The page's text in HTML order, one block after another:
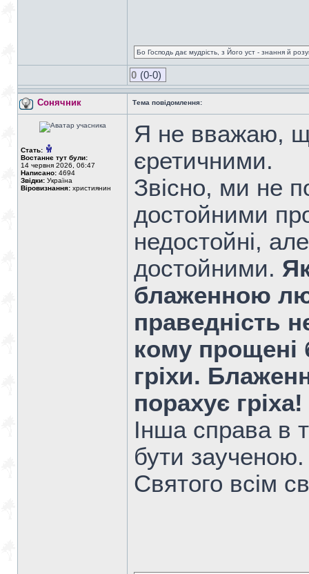
Бо Господь дає мудрість, з Його уст - знання й
0 (0-0)
Сонячник Тема повідомлення:
Стать:
Востаннє тут були:
14 червня 2026, 06:47
Написано: 4694
Звідки: Україна
Віровизнання: християнин
Я не вважаю,
єретичними.
Звісно, ми не
достойними
недостойні,
достойними.
блаженною
праведність
кому прощені
гріхи.
порахує гріха!
Інша справа в
бути
Святого всім